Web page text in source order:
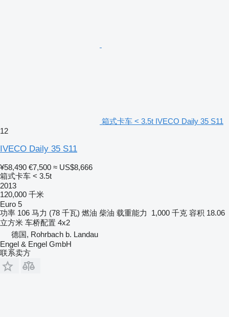
箱式卡车 < 3.5t IVECO Daily 35 S11
12
IVECO Daily 35 S11
¥58,490 €7,500 ≈ US$8,666
箱式卡车 < 3.5t
2013
120,000 千米
Euro 5
功率 106 马力 (78 千瓦) 燃油 柴油 载重能力 1,000 千克 容积 18.06
立方米 车桥配置 4x2
德国, Rohrbach b. Landau
Engel & Engel GmbH
联系卖方